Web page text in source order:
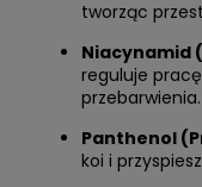
tworząc
Niacynamid
reguluje
przebarwienia.
Panthenol
koi i